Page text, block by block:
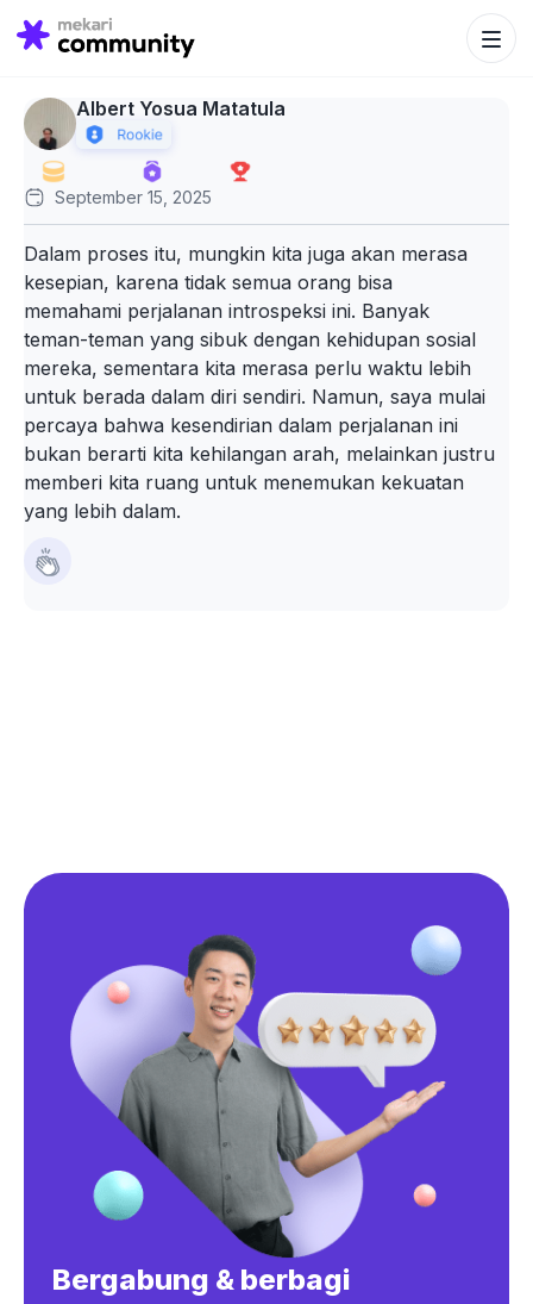
Search
for:
Search
Albert Yosua Matatula
September 15, 2025
Dalam proses itu, mungkin kita juga akan merasa
kesepian, karena tidak semua orang bisa
memahami perjalanan introspeksi ini. Banyak
teman-teman yang sibuk dengan kehidupan sosial
mereka, sementara kita merasa perlu waktu lebih
untuk berada dalam diri sendiri. Namun, saya mulai
percaya bahwa kesendirian dalam perjalanan ini
bukan berarti kita kehilangan arah, melainkan justru
memberi kita ruang untuk menemukan kekuatan
yang lebih dalam.
Bergabung & berbagi